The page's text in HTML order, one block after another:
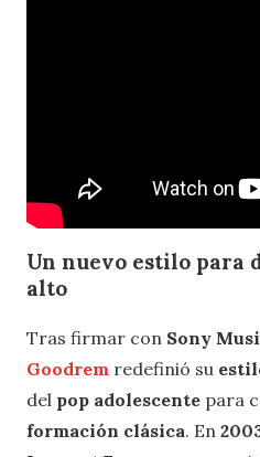
Un nuevo estilo para
alto
Tras firmar con Sony
Goodrem redefinió su
del pop adolescente para
formación clásica. En